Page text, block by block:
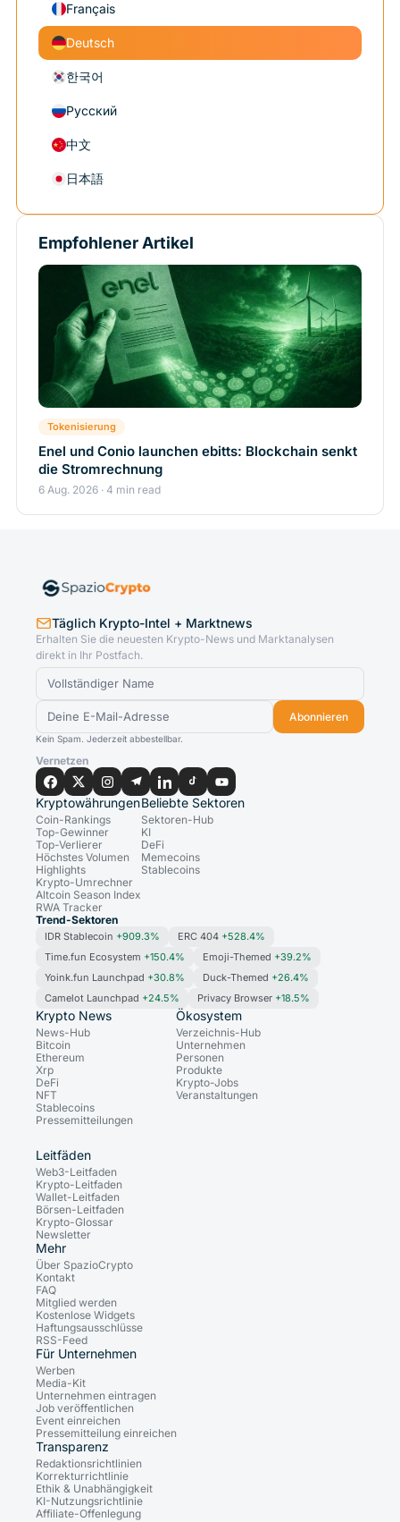
Français
Deutsch
한국어
Русский
中文
日本語
Empfohlener Artikel
Tokenisierung
Enel und Conio launchen ebitts: Blockchain senkt
die Stromrechnung
6 Aug. 2026 · 4 min read
Täglich Krypto-Intel + Marktnews
Erhalten Sie die neuesten Krypto-News und Marktanalysen
direkt in Ihr Postfach.
Abonnieren
Kein Spam. Jederzeit abbestellbar.
Vernetzen
Kryptowährungen
Coin-Rankings
Top-Gewinner
Top-Verlierer
Höchstes Volumen
Highlights
Krypto-Umrechner
Altcoin Season Index
RWA Tracker
Beliebte Sektoren
Sektoren-Hub
KI
DeFi
Memecoins
Stablecoins
Trend-Sektoren
IDR Stablecoin +909.3% ERC 404 +528.4%
Time.fun Ecosystem +150.4% Emoji-Themed +39.2%
Yoink.fun Launchpad +30.8% Duck-Themed +26.4%
Camelot Launchpad +24.5% Privacy Browser +18.5%
Krypto News
News-Hub
Bitcoin
Ethereum
Xrp
DeFi
NFT
Stablecoins
Pressemitteilungen
Ökosystem
Verzeichnis-Hub
Unternehmen
Personen
Produkte
Krypto-Jobs
Veranstaltungen
Leitfäden
Web3-Leitfaden
Krypto-Leitfaden
Wallet-Leitfaden
Börsen-Leitfaden
Krypto-Glossar
Newsletter
Mehr
Über SpazioCrypto
Kontakt
FAQ
Mitglied werden
Kostenlose Widgets
Haftungsausschlüsse
RSS-Feed
Für Unternehmen
Werben
Media-Kit
Unternehmen eintragen
Job veröffentlichen
Event einreichen
Pressemitteilung einreichen
Transparenz
Redaktionsrichtlinien
Korrekturrichtlinie
Ethik & Unabhängigkeit
KI-Nutzungsrichtlinie
Affiliate-Offenlegung